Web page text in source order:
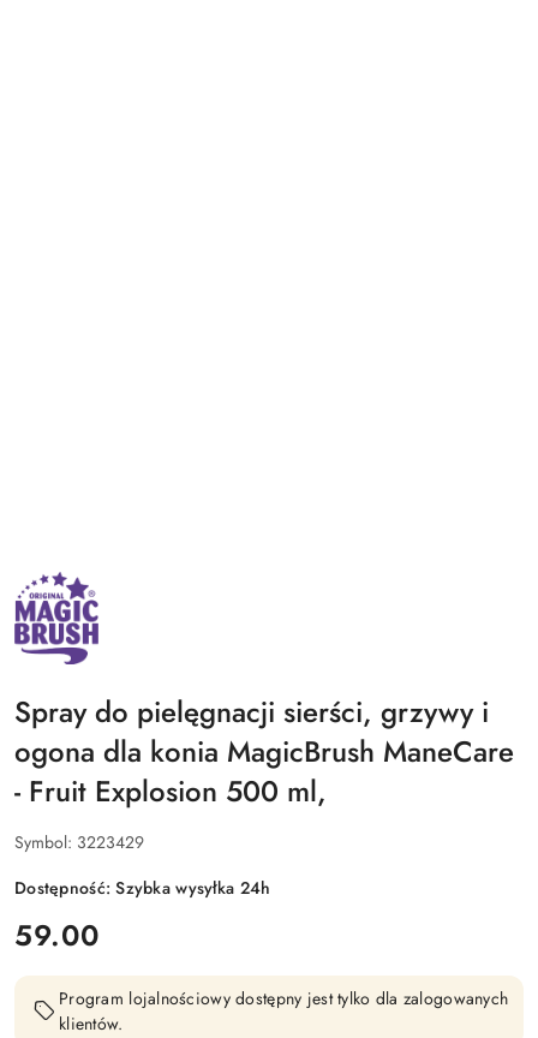
NAZWA
PRODUCENTA:
MAGIC
BRUSH
Spray do pielęgnacji sierści, grzywy i
ogona dla konia MagicBrush ManeCare
- Fruit Explosion 500 ml,
Symbol: 3223429
Dostępność:Szybka wysyłka 24h
cena:
59.00
Program lojalnościowy dostępny jest tylko dla zalogowanych
klientów.